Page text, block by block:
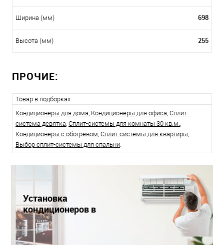
Ширина (мм) 698
Высота (мм) 255
ПРОЧИЕ:
Товар в подборках
Кондиционеры для дома, Кондиционеры для офиса, Сплит-
система девятка, Сплит-системы для комнаты 30 кв.м.,
Кондиционеры с обогревом, Сплит системы для квартиры,
Выбор сплит-системы для спальни.
Установка
кондиционеров в
Краснодаре